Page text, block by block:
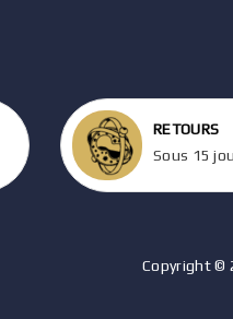
RETOURS
Sous 15
Copyright ©